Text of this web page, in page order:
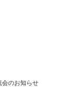
会のお知らせ